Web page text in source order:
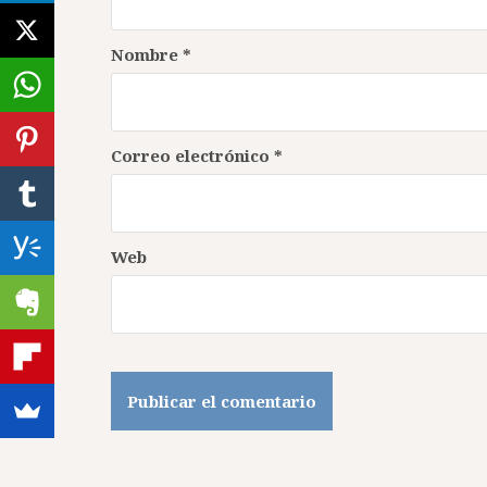
Nombre *
Correo electrónico *
Web